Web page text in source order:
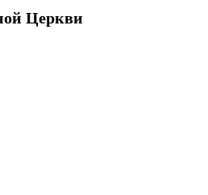
Церкви